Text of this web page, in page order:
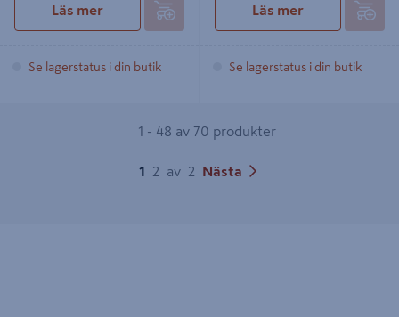
Läs mer
Se lagerstatus i din butik
Läs mer
Se lagerstatus i din butik
1 - 48 av 70 produkter
1 2 av 2 Nästa